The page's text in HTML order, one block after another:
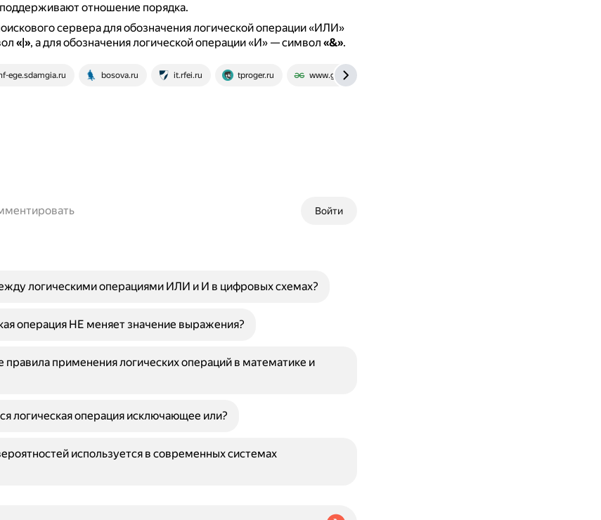
отношение порядка.
сервера для обозначения логической операции «ИЛИ»
«|», а для обозначения логической операции «И» — символ «&».
ege.sdamgia.ru bosova.ru it.rfei.ru tproger.ru www.geeksforgeeks.org
Войти
логическими операциями ИЛИ и И в цифровых схемах?
операция НЕ меняет значение выражения?
правила применения логических операций в математике и
логическая операция исключающее или?
используется в современных системах